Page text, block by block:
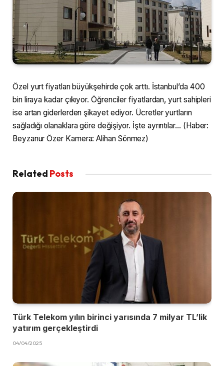
Özel yurt fiyatları büyükşehirde çok arttı. İstanbul’da 400
bin liraya kadar çıkıyor. Öğrenciler fiyatlardan, yurt sahipleri
ise artan giderlerden şikayet ediyor. Ücretler yurtların
sağladığı olanaklara göre değişiyor. İşte ayrıntılar… (Haber:
Beyzanur Özer Kamera: Alihan Sönmez)
Related Posts
Türk Telekom yılın birinci yarısında 7 milyar TL’lik
yatırım gerçekleştirdi
04/04/2025